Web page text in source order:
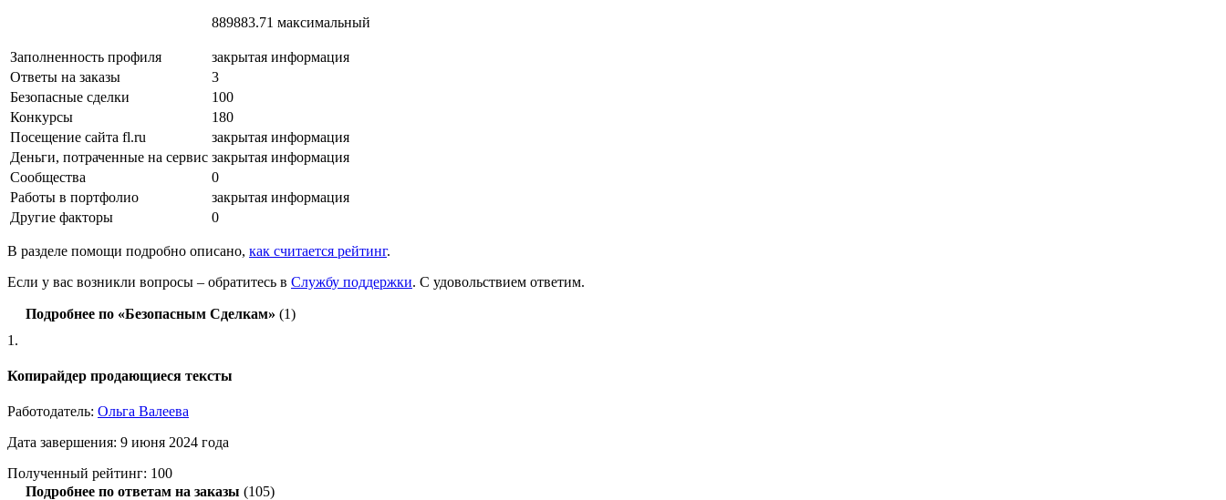
889883.71 максимальный
Заполненность профиля
закрытая информация
Ответы на заказы
3
Безопасные сделки
100
Конкурсы
180
Посещение сайта fl.ru
закрытая информация
Деньги, потраченные на сервис закрытая информация
Сообщества
0
Работы в портфолио
закрытая информация
Другие факторы
0
В разделе помощи подробно описано, как считается рейтинг.
Если у вас возникли вопросы – обратитесь в Службу поддержки. С удовольствием ответим.
Подробнее по «Безопасным Сделкам» (1)
1.
Копирайдер продающиеся тексты
Работодатель: Ольга Валеева
Дата завершения: 9 июня 2024 года
Полученный рейтинг: 100
Подробнее по ответам на заказы (105)